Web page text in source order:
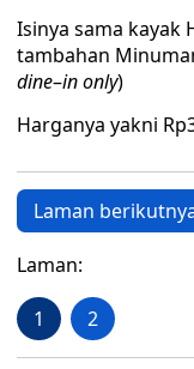
Isinya sama kayak
tambahan
dine–in only)
Harganya yakni
Laman
Laman:
1 2